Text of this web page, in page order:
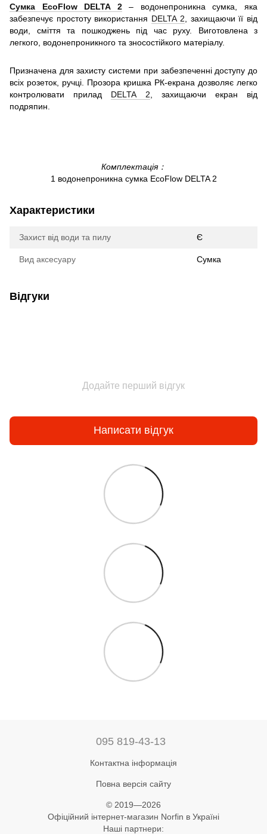
Сумка EcoFlow DELTA 2– водонепроникна сумка, яка
забезпечує простоту використання DELTA 2 , захищаючи її від
води, сміття та пошкоджень під час руху. Виготовлена ​​з
легкого, водонепроникного та зносостійкого матеріалу.
Призначена для захисту системи при забезпеченні доступу до
всіх розеток, ручці. Прозора кришка РК-екрана дозволяє легко
контролювати прилад DELTA 2 , захищаючи екран від
подряпин.
Комплектація：
1 водонепроникна сумка EcoFlow DELTA 2
Характеристики
Захист від води та пилу Є
Вид аксесуару Сумка
Відгуки
Додайте перший відгук
Написати відгук
095 819-43-13
Контактна інформація
Повна версія сайту
© 2019—2026
Офіційний інтернет-магазин Norfin в Україні
Наші партнери: